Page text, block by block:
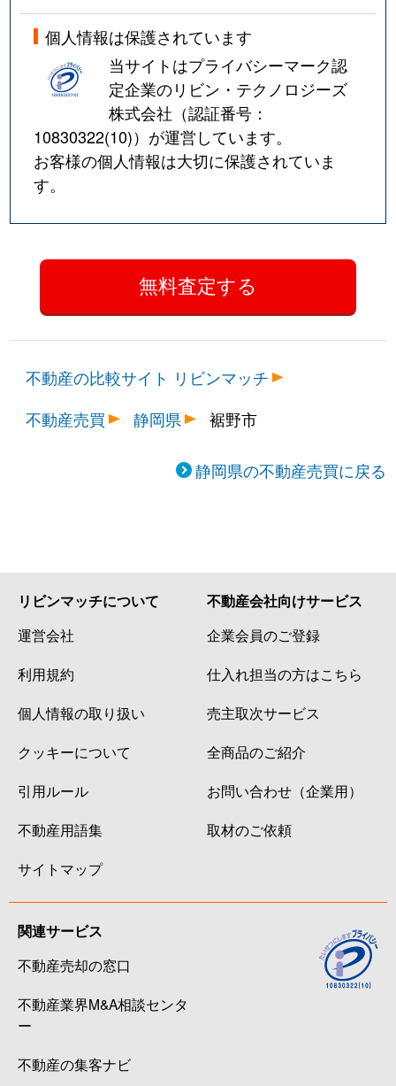
個人情報は保護されています
当サイトはプライバシーマーク認
定企業のリビン・テクノロジーズ
株式会社（認証番号：
10830322(10)）が運営しています。
お客様の個人情報は大切に保護されていま
す。
不動産の比較サイト リビンマッチ
不動産売買
静岡県 裾野市
静岡県の不動産売買に戻る
リビンマッチについて
運営会社
利用規約
個人情報の取り扱い
クッキーについて
引用ルール
不動産用語集
サイトマップ
不動産会社向けサービス
企業会員のご登録
仕入れ担当の方はこちら
売主取次サービス
全商品のご紹介
お問い合わせ（企業用）
取材のご依頼
関連サービス
不動産売却の窓口
不動産業界M&A相談センタ
ー
不動産の集客ナビ